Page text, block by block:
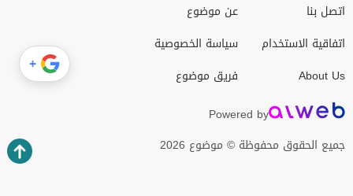
اتصل بنا
اتفاقية الاستخدام
About Us
عن موضوع
سياسة الخصوصية
فريق موضوع
Powered by
جميع الحقوق محفوظة © موضوع 2026
+